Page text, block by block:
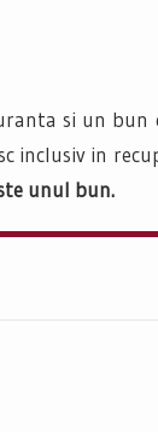
si un
inclusiv in
unul bun.